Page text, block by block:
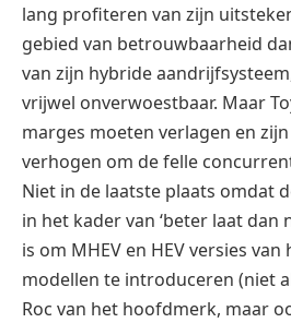
lang profiteren van zijn
gebied van betrouwbaarheid
van zijn hybride
vrijwel onverwoestbaar. Maar
marges moeten verlagen en
verhogen om de felle
Niet in de laatste plaats omdat
in het kader van ‘beter laat dan
is om MHEV en HEV versies
modellen te introduceren (niet
Roc van het hoofdmerk, maar